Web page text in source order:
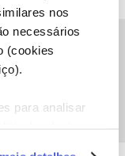
nos
necessários
(cookies
para analisar
Forum|Forum|3 years ago
customer number for